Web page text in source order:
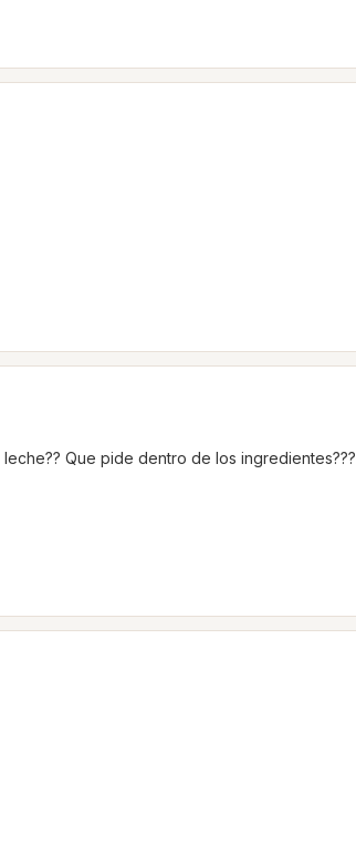
Que pide dentro de los ingredientes???